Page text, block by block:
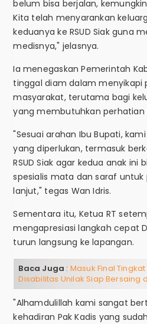
belum bisa berjalan,
Kita telah menyarankan
keduanya ke RSUD Siak guna
medisnya," jelasnya.
Ia menegaskan Pemerintah
tinggal diam dalam menyikapi
masyarakat, terutama bagi
yang membutuhkan perhatian
"Sesuai arahan Ibu Bupati,
yang diperlukan, termasuk
RSUD Siak agar kedua anak ini
spesialis mata dan saraf
lanjut," tegas Wan Idris.
Sementara itu, Ketua RT
mengapresiasi langkah cepat
turun langsung ke lapangan.
Baca Juga : Masuk Final
Disabilitas Unilak Siap Bersaing
"Alhamdulillah kami sangat
kehadiran Pak Kadis yang